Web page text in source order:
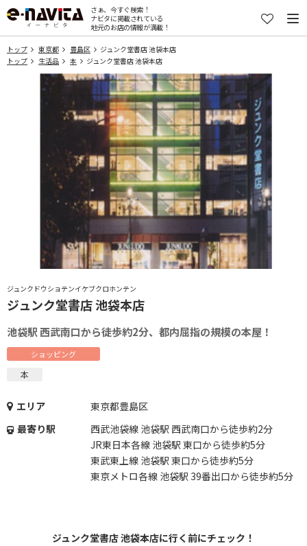
さぁ、今すぐ検索！
ナビタに掲載されている
地元のお店の情報が満載！
トップ 東京都 豊島区
ジュンク堂書店 池袋本店
トップ
生活品 本 ジュンク堂書店 池袋本店
ジュンクドウショテンイケブクロホンテン
ジュンク堂書店 池袋本店
池袋駅 西武南口から徒歩約2分、都内屈指の規模の本屋！
ショッピング
本
エリア
東京都豊島区
最寄り駅
西武池袋線 池袋駅 西武南口から徒歩約2分
JR東日本各線 池袋駅 東口から徒歩約5分
東武東上線 池袋駅 東口から徒歩約5分
東京メトロ各線 池袋駅 39番出口から徒歩約5分
ジュンク堂書店 池袋本店に行く前にチェック！